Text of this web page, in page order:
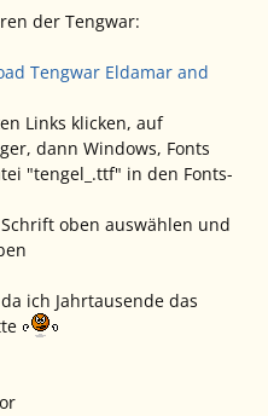
der Tengwar:
Tengwar Eldamar and
Links klicken, auf
dann Windows, Fonts
"tengel_.ttf" in den Fonts-
oben auswählen und
ich Jahrtausende das